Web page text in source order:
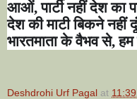
आओं,पार्टी नहीं देश का
देश की माटी बिकने नहीं
भारतमाता के वैभव से,हम
Deshdrohi Urf Pagal at 11:39